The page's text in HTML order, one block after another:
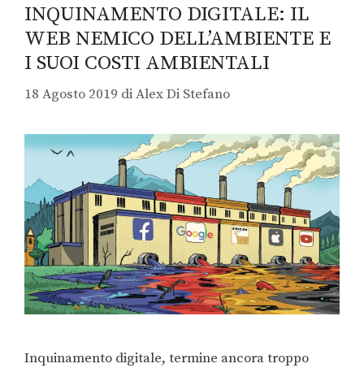
INQUINAMENTO DIGITALE: IL
WEB NEMICO DELL’AMBIENTE E
I SUOI COSTI AMBIENTALI
18 Agosto 2019 diAlex Di Stefano
Inquinamento digitale, termine ancora troppo